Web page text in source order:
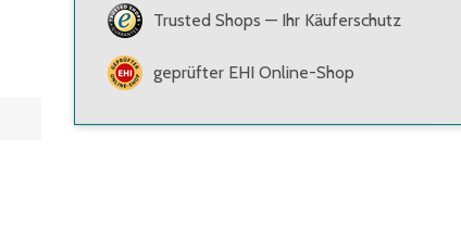
Trusted Shops — Ihr Käuferschutz
geprüfter EHI Online-Shop